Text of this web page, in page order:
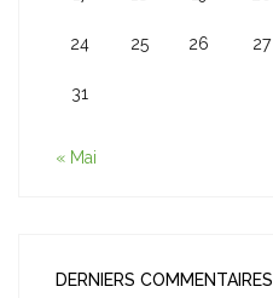
24 25 26 27
31
« Mai
DERNIERS COMMENTAIRES